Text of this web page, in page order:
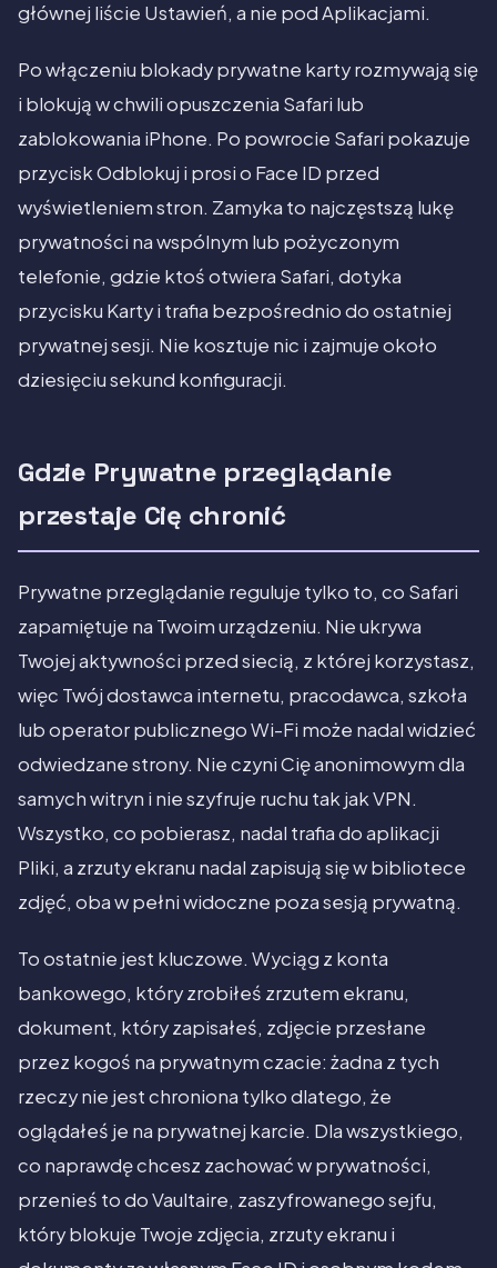
głównej liście Ustawień, a nie pod Aplikacjami.
Po włączeniu blokady prywatne karty rozmywają się
i blokują w chwili opuszczenia Safari lub
zablokowania iPhone. Po powrocie Safari pokazuje
przycisk Odblokuj i prosi o Face ID przed
wyświetleniem stron. Zamyka to najczęstszą lukę
prywatności na wspólnym lub pożyczonym
telefonie, gdzie ktoś otwiera Safari, dotyka
przycisku Karty i trafia bezpośrednio do ostatniej
prywatnej sesji. Nie kosztuje nic i zajmuje około
dziesięciu sekund konfiguracji.
Gdzie Prywatne przeglądanie
przestaje Cię chronić
Prywatne przeglądanie reguluje tylko to, co Safari
zapamiętuje na Twoim urządzeniu. Nie ukrywa
Twojej aktywności przed siecią, z której korzystasz,
więc Twój dostawca internetu, pracodawca, szkoła
lub operator publicznego Wi-Fi może nadal widzieć
odwiedzane strony. Nie czyni Cię anonimowym dla
samych witryn i nie szyfruje ruchu tak jak VPN.
Wszystko, co pobierasz, nadal trafia do aplikacji
Pliki, a zrzuty ekranu nadal zapisują się w bibliotece
zdjęć, oba w pełni widoczne poza sesją prywatną.
To ostatnie jest kluczowe. Wyciąg z konta
bankowego, który zrobiłeś zrzutem ekranu,
dokument, który zapisałeś, zdjęcie przesłane
przez kogoś na prywatnym czacie: żadna z tych
rzeczy nie jest chroniona tylko dlatego, że
oglądałeś je na prywatnej karcie. Dla wszystkiego,
co naprawdę chcesz zachować w prywatności,
przenieś to do Vaultaire, zaszyfrowanego sejfu,
który blokuje Twoje zdjęcia, zrzuty ekranu i